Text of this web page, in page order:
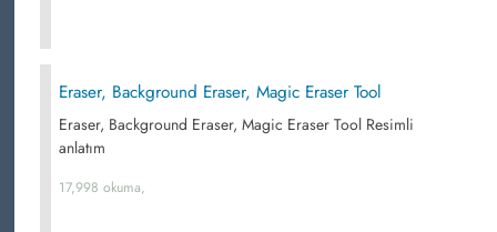
Eraser, Background Eraser, Magic Eraser Tool
Eraser, Background Eraser, Magic Eraser Tool Resimli
anlatım
17,998 okuma,